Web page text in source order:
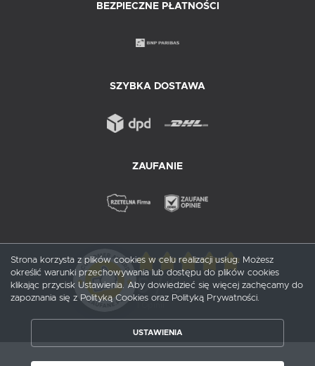
BEZPIECZNE PŁATNOŚCI
SZYBKA DOSTAWA
ZAUFANIE
5/ 5
Strona korzysta z plików cookies w celu realizacji usług. Możesz
określić warunki przechowywania lub dostępu do plików cookies
klikając przycisk Ustawienia. Aby dowiedzieć się więcej zachęcamy do
zapoznania się z Polityką Cookies oraz Polityką Prywatności.
USTAWIENIA